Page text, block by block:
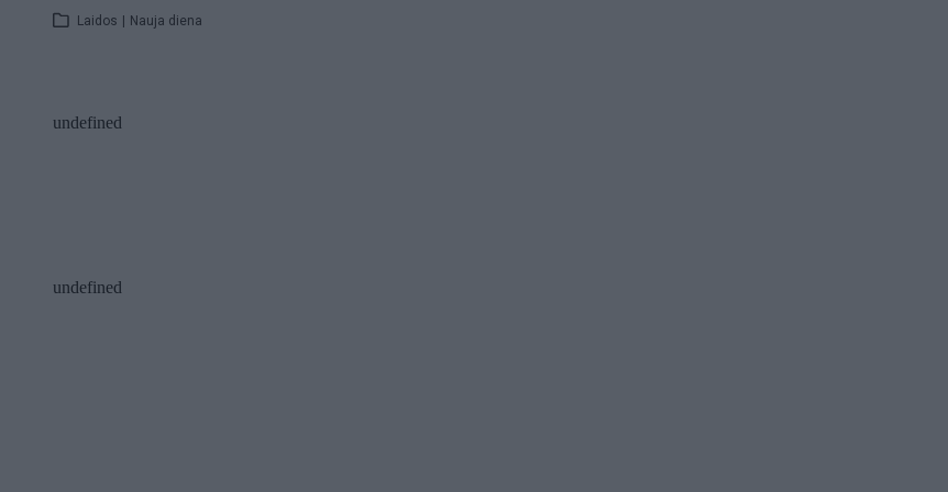
Laidos | Nauja diena